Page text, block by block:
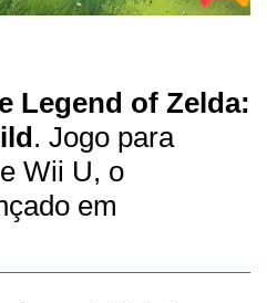
Legend of Zelda:
. Jogo para
Wii U, o
em